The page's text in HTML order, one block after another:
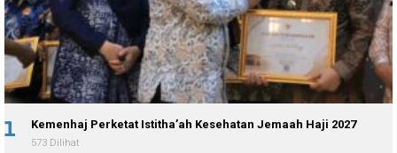
1 Kemenhaj Perketat Istitha’ah Kesehatan Jemaah Haji 2027
573 Dilihat